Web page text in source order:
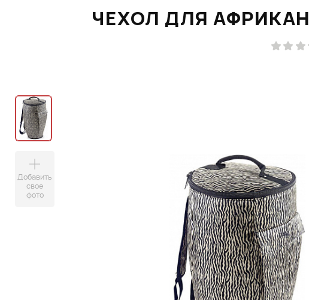
ЧЕХОЛ ДЛЯ
Добавить
свое
фото